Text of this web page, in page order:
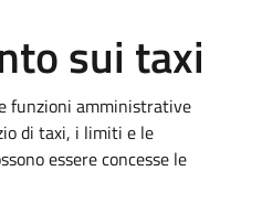
sui taxi
funzioni amministrative
di taxi, i limiti e le
essere concesse le